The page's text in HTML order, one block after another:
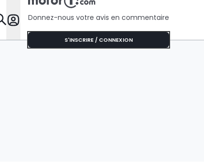
Donnez-nous votre avis en commentaire
S'INSCRIRE / CONNEXION